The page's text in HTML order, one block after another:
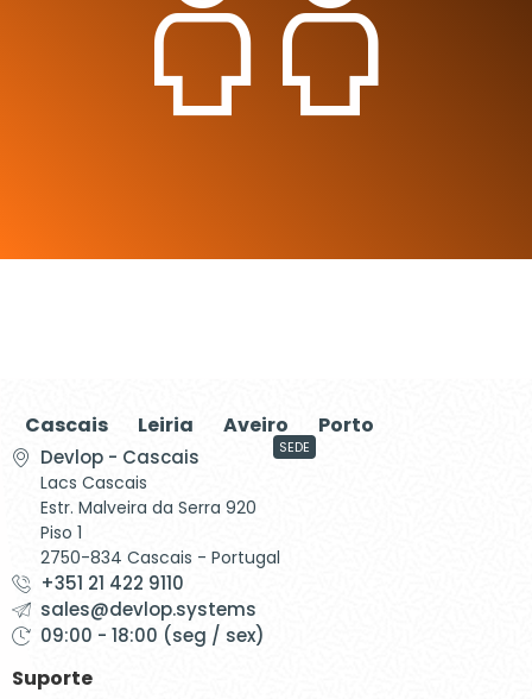
Cascais Leiria Aveiro Porto
Devlop - Cascais
Lacs Cascais
Estr. Malveira da Serra 920
Piso 1
2750-834 Cascais - Portugal
SEDE
+351 21 422 9110
sales@devlop.systems
09:00 - 18:00 (seg / sex)
Suporte